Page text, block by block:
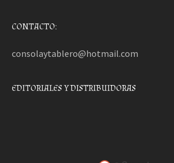
CONTACTO:
consolaytablero@hotmail.com
EDITORIALES Y DISTRIBUIDORAS